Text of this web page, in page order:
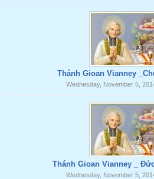
Thánh Gioan Vianney
Wednesday, November 5,
Thánh Gioan Vianney _
Wednesday, November 5,